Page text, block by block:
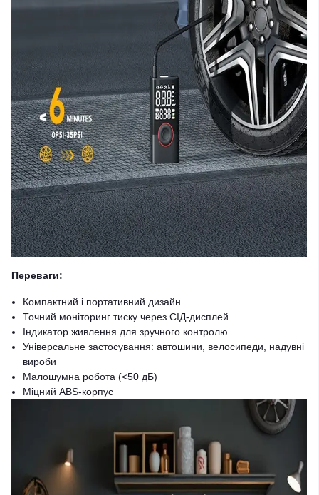
Переваги:
Компактний і портативний дизайн
Точний моніторинг тиску через СІД-дисплей
Індикатор живлення для зручного контролю
Універсальне застосування: автошини, велосипеди, надувні
вироби
Малошумна робота (<50 дБ)
Міцний ABS-корпус